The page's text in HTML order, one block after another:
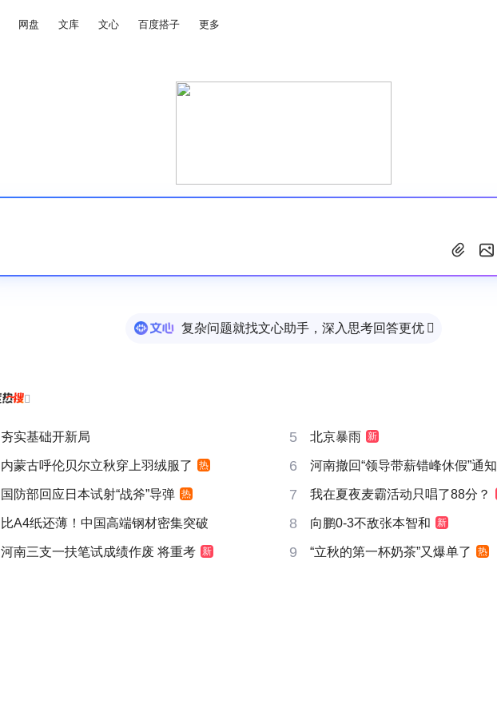
网盘 文库 文心 百度搭子 更多
复杂问题就找文心助手，深入思考回答更优 

夯实基础开新局 5 北京暴雨 新
内蒙古呼伦贝尔立秋穿上羽绒服了 热 6 河南撤回“领导带薪错峰休假”通知
国防部回应日本试射“战斧”导弹 热 7 我在夏夜麦霸活动只唱了88分？
比A4纸还薄！中国高端钢材密集突破 8 向鹏0-3不敌张本智和 新
河南三支一扶笔试成绩作废 将重考 新 9 “立秋的第一杯奶茶”又爆单了 热